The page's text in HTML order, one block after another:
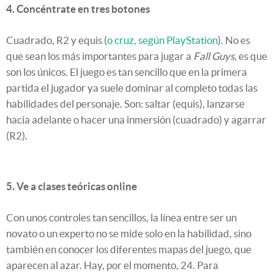
4. Concéntrate en tres botones
Cuadrado, R2 y equis (o cruz, según PlayStation). No es
que sean los más importantes para jugar a Fall Guys, es que
son los únicos. El juego es tan sencillo que en la primera
partida el jugador ya suele dominar al completo todas las
habilidades del personaje. Son: saltar (equis), lanzarse
hacia adelante o hacer una inmersión (cuadrado) y agarrar
(R2).
5. Ve a clases teóricas online
Con unos controles tan sencillos, la línea entre ser un
novato o un experto no se mide solo en la habilidad, sino
también en conocer los diferentes mapas del juego, que
aparecen al azar. Hay, por el momento, 24. Para